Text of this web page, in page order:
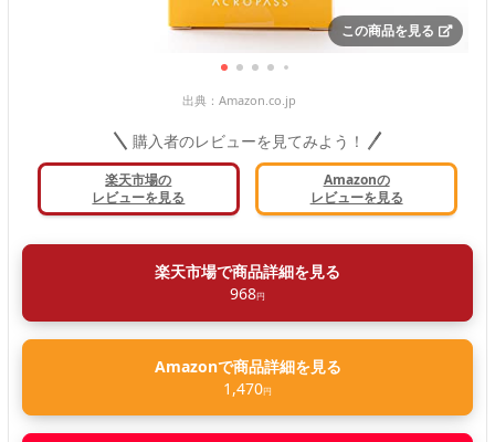
この商品を見る
出典： Amazon.co.jp
購入者のレビューを見てみよう！
楽天市場の
レビューを見る
Amazonの
レビューを見る
楽天市場で商品詳細を見る
968円
Amazonで商品詳細を見る
1,470円